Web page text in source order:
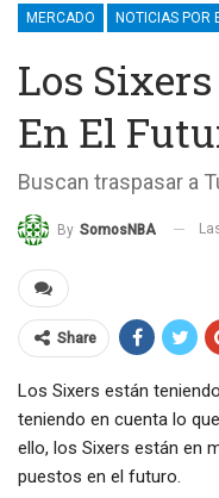
MERCADO NOTICIAS POR
Los
En El
Buscan traspasar a
By SomosNBA
Share
Los Sixers están
teniendo en cuenta lo
ello, los Sixers están en
puestos en el futuro.